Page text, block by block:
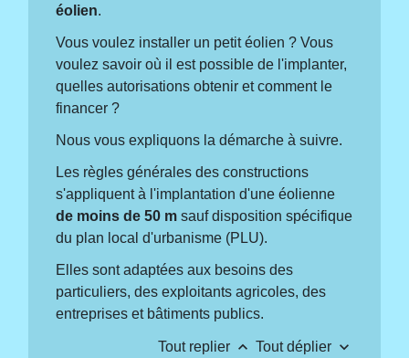
éolien.
Vous voulez installer un petit éolien ? Vous
voulez savoir où il est possible de l'implanter,
quelles autorisations obtenir et comment le
financer ?
Nous vous expliquons la démarche à suivre.
Les règles générales des constructions
s'appliquent à l'implantation d'une éolienne
de moins de 50 m sauf disposition spécifique
du plan local d'urbanisme (PLU).
Elles sont adaptées aux besoins des
particuliers, des exploitants agricoles, des
entreprises et bâtiments publics.
Tout replier keyboard_arrow_up Tout déplier keyboard_arrow_down